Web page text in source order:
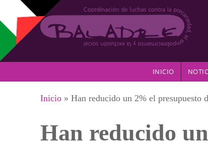
Pasar al contenido principal
INICIO
Se encuentra usted aquí
Inicio » Han reducido un 2% el presupuesto
Han reducido